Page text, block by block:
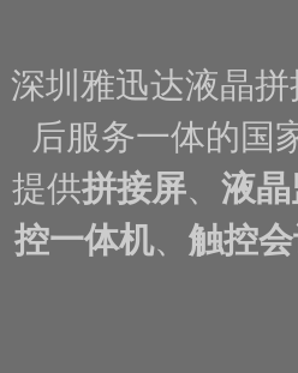
深圳雅迅达液晶
后服务一体的国
提供拼接屏、 液
控一体机、 触控